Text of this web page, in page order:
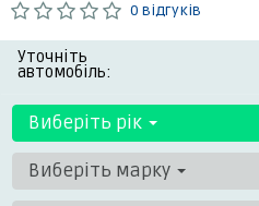
0 відгуків
Уточніть
автомобіль:
Виберіть рік
Виберіть марку